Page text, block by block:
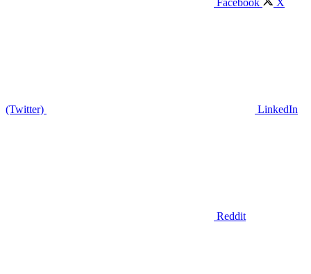
Facebook X
(Twitter) LinkedIn
Reddit